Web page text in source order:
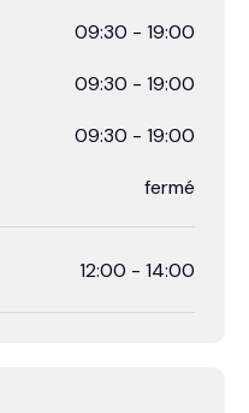
09:30 - 19:00
09:30 - 19:00
09:30 - 19:00
fermé
12:00 - 14:00